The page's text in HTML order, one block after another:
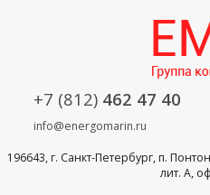
+7 (812) 462 47 40
info@energomarin.ru
196643, г. Санкт-Петербург, п.
лит. А,